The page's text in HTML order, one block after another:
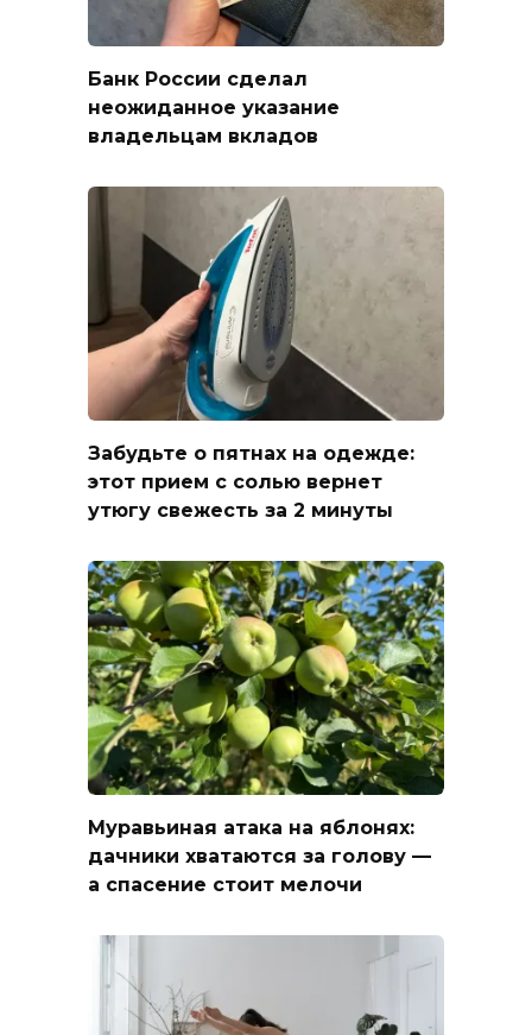
Банк России сделал
неожиданное указание
владельцам вкладов
Забудьте о пятнах на одежде:
этот прием с солью вернет
утюгу свежесть за 2 минуты
Муравьиная атака на яблонях:
дачники хватаются за голову —
а спасение стоит мелочи